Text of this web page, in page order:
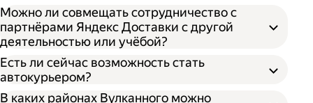
Можно ли совмещать сотрудничество с
партнёрами Яндекс Доставки с другой
деятельностью или учёбой?
Есть ли сейчас возможность стать
автокурьером?
В каких районах Вулканного можно